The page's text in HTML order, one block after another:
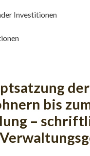
Investitionen
bis
–